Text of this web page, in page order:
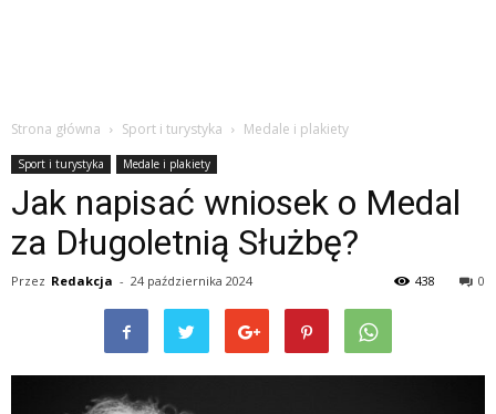
Strona główna Sport i turystyka Medale i plakiety
Sport i turystyka Medale i plakiety
Jak napisać wniosek o Medal
za Długoletnią Służbę?
Przez Redakcja - 24 października 2024 0
438